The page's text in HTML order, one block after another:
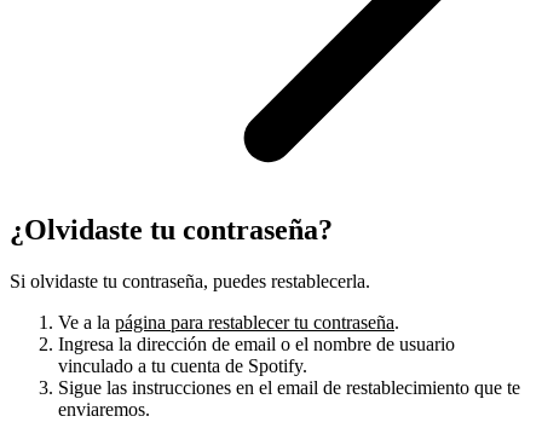
¿Olvidaste tu contraseña?
Si olvidaste tu contraseña, puedes restablecerla.
Ve a la página para restablecer tu contraseña.
Ingresa la dirección de email o el nombre de usuario
vinculado a tu cuenta de Spotify.
Sigue las instrucciones en el email de restablecimiento que te
enviaremos.